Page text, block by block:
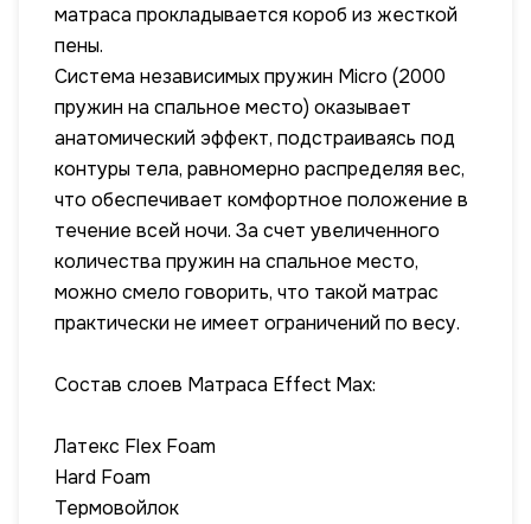
матраса прокладывается короб из жесткой
пены.
Система независимых пружин Micro (2000
пружин на спальное место) оказывает
анатомический эффект, подстраиваясь под
контуры тела, равномерно распределяя вес,
что обеспечивает комфортное положение в
течение всей ночи. За счет увеличенного
количества пружин на спальное место,
можно смело говорить, что такой матрас
практически не имеет ограничений по весу.
Состав слоев Матраса Effect Max:
Латекс Flex Foam
Hard Foam
Термовойлок